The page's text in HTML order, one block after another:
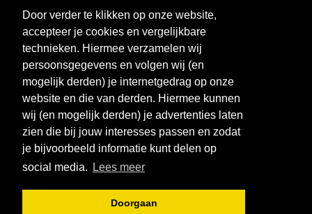
Door verder te klikken op onze website,
accepteer je cookies en vergelijkbare
technieken. Hiermee verzamelen wij
persoonsgegevens en volgen wij (en
mogelijk derden) je internetgedrag op onze
website en die van derden. Hiermee kunnen
wij (en mogelijk derden) je advertenties laten
zien die bij jouw interesses passen en zodat
je bijvoorbeeld informatie kunt delen op
social media.
Lees meer
Doorgaan
Bedrukken
Maattabellen
Links
Over ons
Clubkorting